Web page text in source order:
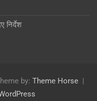
निर्देश
by: Theme Horse